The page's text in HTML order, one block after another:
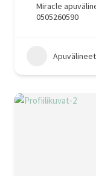
Miracle
0505260590
Apuvälineet